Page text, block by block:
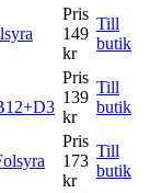
Pris
149
kr
Till
butik
Pris
139
kr
Till
butik
Pris
173
kr
Till
butik